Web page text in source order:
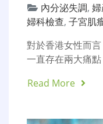
內分泌失調,
婦科檢查, 子宮肌
對於香港女性而
一直存在兩大痛
Read More